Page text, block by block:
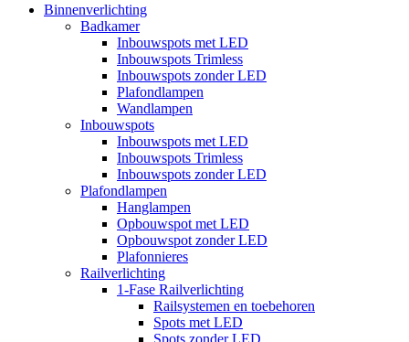
Binnenverlichting
Badkamer
Inbouwspots met LED
Inbouwspots Trimless
Inbouwspots zonder LED
Plafondlampen
Wandlampen
Inbouwspots
Inbouwspots met LED
Inbouwspots Trimless
Inbouwspots zonder LED
Plafondlampen
Hanglampen
Opbouwspot met LED
Opbouwspot zonder LED
Plafonnieres
Railverlichting
1-Fase Railverlichting
Railsystemen en toebehoren
Spots met LED
Spots zonder LED